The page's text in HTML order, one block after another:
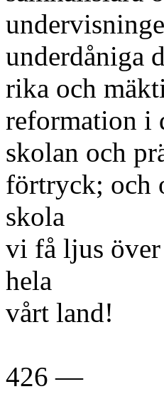
underdåniga
rika och
reformation i
skolan och
förtryck; och
skola
vi få ljus
hela
vårt land!
426 —